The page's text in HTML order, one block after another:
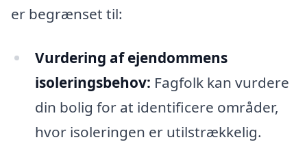
er begrænset til:
Vurdering af ejendommens
isoleringsbehov: Fagfolk kan vurdere
din bolig for at identificere områder,
hvor isoleringen er utilstrækkelig.